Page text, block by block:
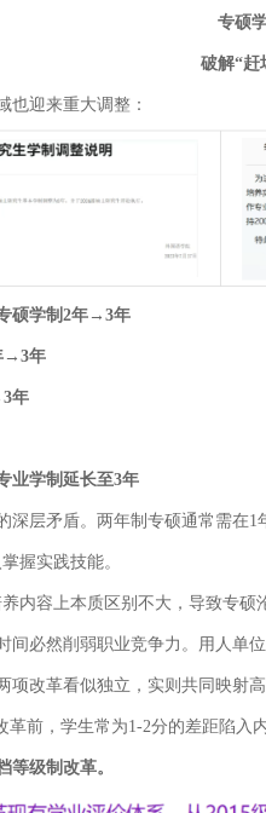
专硕
破解“赶
也迎来重大调整：
硕学制 2年 →3年
→3年
年
业学制延长至3年
深层矛盾。两年制专硕通常需在1
握实践技能。
内容上本质区别不大，导致专硕
间必然削弱职业竞争力。用人单
项改革看似独立，实则共同映射
革前，学生常为1-2分的差距陷入
等级制改革。